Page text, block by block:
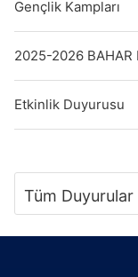
Gençlik Kampları
2025-2026 BAHAR
Etkinlik Duyurusu
Tüm Duyurular